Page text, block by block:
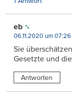
eb
06.11.2020 um 07:26
Sie
Gesetzte und
Antworten